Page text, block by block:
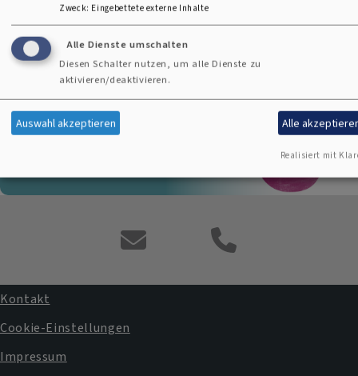
Prävention sex. Gewalt
Kontaktformular
Fußbereichsmenü
Kontakt
Cookie-Einstellungen
Impressum
Zweck: Eingebettete externe Inhalte
Alle Dienste umschalten
Diesen Schalter nutzen, um alle Dienste zu
aktivieren/deaktivieren.
Auswahl akzeptieren Alle
Realisiert mit